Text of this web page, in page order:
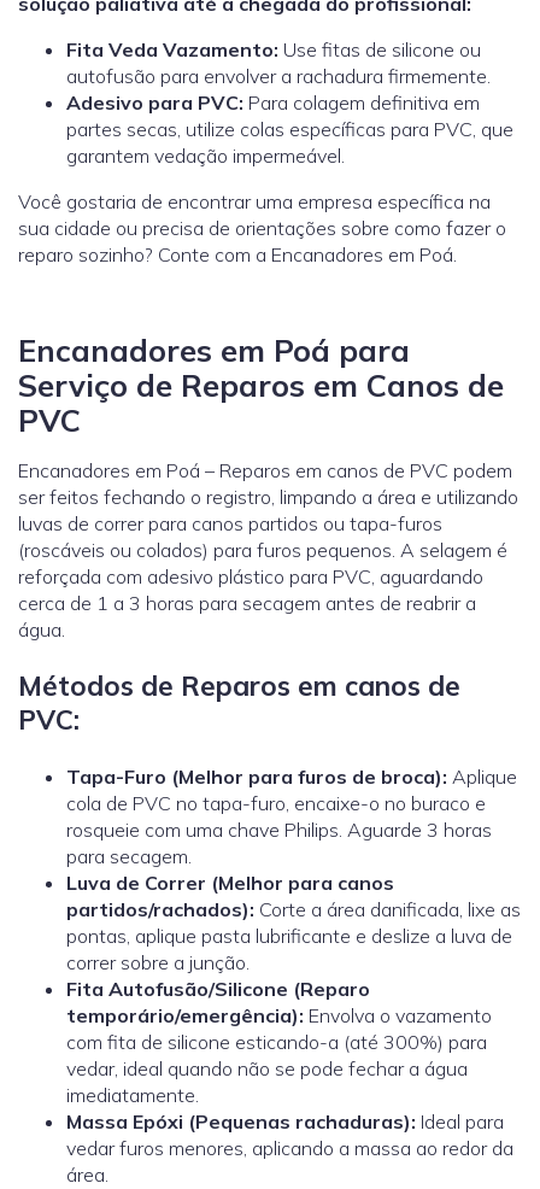
Fita Veda Vazamento: Use fitas de silicone ou
autofusão para envolver a rachadura firmemente.
Adesivo para PVC: Para colagem definitiva em
partes secas, utilize colas específicas para PVC, que
garantem vedação impermeável.
Você gostaria de encontrar uma empresa específica na
sua cidade ou precisa de orientações sobre como fazer o
reparo sozinho? Conte com a Encanadores em Poá.
Encanadores em Poá para
Serviço de Reparos em Canos de
PVC
Encanadores em Poá – Reparos em canos de PVC podem
ser feitos fechando o registro, limpando a área e utilizando
luvas de correr para canos partidos ou tapa-furos
(roscáveis ou colados) para furos pequenos. A selagem é
reforçada com adesivo plástico para PVC, aguardando
cerca de 1 a 3 horas para secagem antes de reabrir a
água.
Métodos de Reparos em canos de
PVC:
Tapa-Furo (Melhor para furos de broca): Aplique
cola de PVC no tapa-furo, encaixe-o no buraco e
rosqueie com uma chave Philips. Aguarde 3 horas
para secagem.
Luva de Correr (Melhor para canos
partidos/rachados): Corte a área danificada, lixe as
pontas, aplique pasta lubrificante e deslize a luva de
correr sobre a junção.
Fita Autofusão/Silicone (Reparo
temporário/emergência): Envolva o vazamento
com fita de silicone esticando-a (até 300%) para
vedar, ideal quando não se pode fechar a água
imediatamente.
Massa Epóxi (Pequenas rachaduras): Ideal para
vedar furos menores, aplicando a massa ao redor da
área.